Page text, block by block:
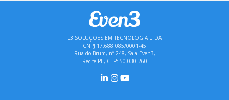
L3 SOLUÇÕES EM TECNOLOGIA LTDA
CNPJ 17.688.085/0001-45
Rua do Brum, nº 248, Sala Even3,
Recife-PE, CEP: 50.030-260